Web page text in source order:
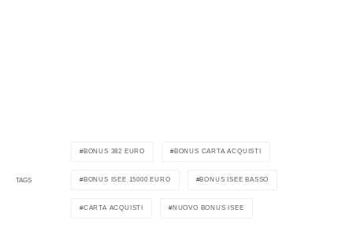
TAGS
BONUS 382 EURO BONUS CARTA ACQUISTI
BONUS ISEE 15000 EURO BONUS ISEE BASSO
CARTA ACQUISTI NUOVO BONUS ISEE